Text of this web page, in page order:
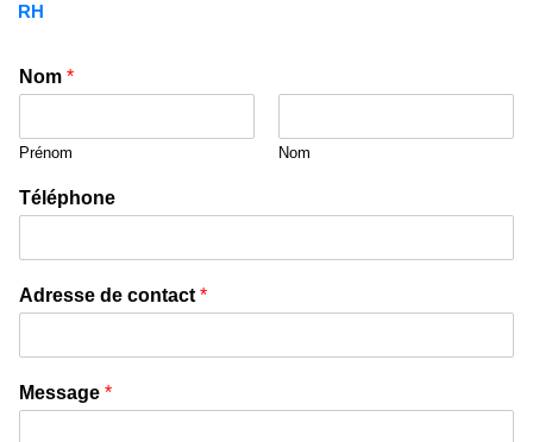
RH
Nom *
Prénom Nom
Téléphone
Adresse de contact *
Message *